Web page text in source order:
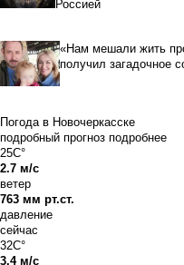
Россией
«Нам мешали жить
получил загадочное
Погода в Новочеркасске
подробный прогноз подробнее
25C°
2.7 м/с
ветер
763 мм рт.ст.
давление
сейчас
32C°
3.4 м/с